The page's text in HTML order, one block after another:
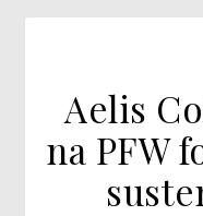
Aelis
na PFW